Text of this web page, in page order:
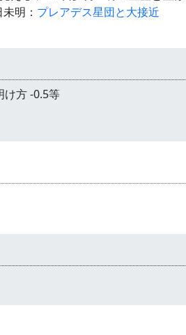
明： プレアデス星団と大接近
け方 -0.5等